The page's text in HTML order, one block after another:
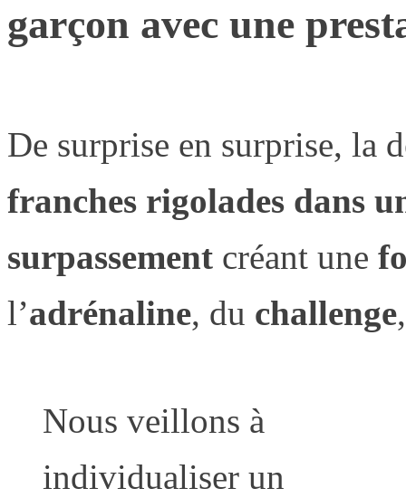
garçon avec une
De surprise en surprise, la
franches rigolades dans
surpassement créant une
l’adrénaline, du challenge
Nous veillons à
individualiser un